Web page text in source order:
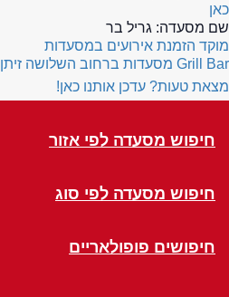
כאן
שם מסעדה: גריל בר
מוקד הזמנת אירועים במסעדות
Grill Bar מסעדות ברחוב השלושה זיתן
מצאת טעות? עדכן אותנו כאן!
חיפוש מסעדה לפי אזור
חיפוש מסעדה לפי סוג
חיפושים פופולאריים